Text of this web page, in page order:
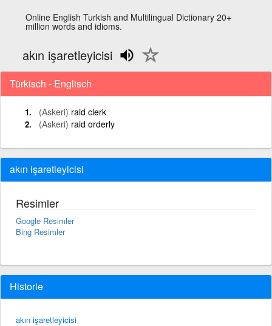
Online English Turkish and Multilingual Dictionary 20+
million words and idioms.
akın işaretleyicisi
Türkisch - Englisch
(Askeri) raid clerk
(Askeri) raid orderly
akın işaretleyicisi
Resimler
Google Resimler
Bing Resimler
Historie
akın işaretleyicisi